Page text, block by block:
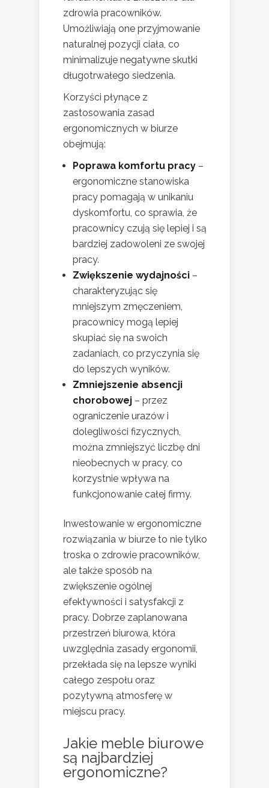
zdrowia pracowników.
Umożliwiają one przyjmowanie
naturalnej pozycji ciała, co
minimalizuje negatywne skutki
długotrwałego siedzenia.
Korzyści płynące z
zastosowania zasad
ergonomicznych w biurze
obejmują:
Poprawa komfortu pracy –
ergonomiczne stanowiska
pracy pomagają w unikaniu
dyskomfortu, co sprawia, że
pracownicy czują się lepiej i są
bardziej zadowoleni ze swojej
pracy.
Zwiększenie wydajności –
charakteryzując się
mniejszym zmęczeniem,
pracownicy mogą lepiej
skupiać się na swoich
zadaniach, co przyczynia się
do lepszych wyników.
Zmniejszenie absencji
chorobowej – przez
ograniczenie urazów i
dolegliwości fizycznych,
można zmniejszyć liczbę dni
nieobecnych w pracy, co
korzystnie wpływa na
funkcjonowanie całej firmy.
Inwestowanie w ergonomiczne
rozwiązania w biurze to nie tylko
troska o zdrowie pracowników,
ale także sposób na
zwiększenie ogólnej
efektywności i satysfakcji z
pracy. Dobrze zaplanowana
przestrzeń biurowa, która
uwzględnia zasady ergonomii,
przekłada się na lepsze wyniki
całego zespołu oraz
pozytywną atmosferę w
miejscu pracy.
Jakie meble biurowe
są najbardziej
ergonomiczne?